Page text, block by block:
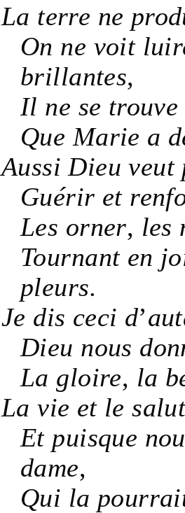
La terre ne
On ne voit
brillantes,
Il ne se
Que Marie a
AussiDieu veut
Guérir et
Les orner, les
Tournant en
pleurs.
Je dis ceci d’
Dieu nous
La gloire, la
Lavie et le
Et puisque
dame,
Qui la